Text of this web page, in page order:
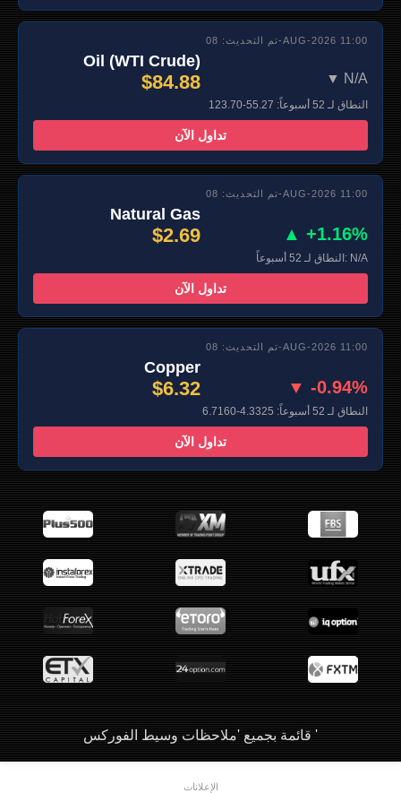
تم التحديث: 08-AUG-2026 11:00
Oil (WTI Crude)
$84.88 ▼ N/A
النطاق لـ 52 أسبوعاً: 55.27-123.70
تداول الآن
تم التحديث: 08-AUG-2026 11:00
Natural Gas
$2.69 ▲ +1.16%
النطاق لـ 52 أسبوعاً: N/A
تداول الآن
تم التحديث: 08-AUG-2026 11:00
Copper
$6.32 ▼ -0.94%
النطاق لـ 52 أسبوعاً: 4.3325-6.7160
تداول الآن
قائمة بجميع 'ملاحظات وسيط الفوركس '
الإعلانات